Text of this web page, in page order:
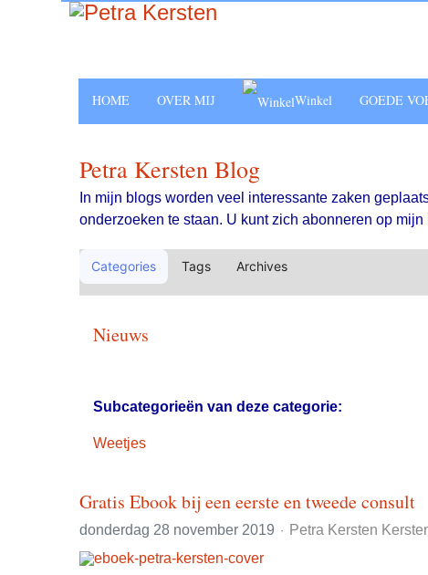
HOME OVER MIJ Winkel GOEDE
Petra Kersten Blog
In mijn blogs worden veel interessante zaken
onderzoeken te staan. U kunt zich abonneren op
Categories Tags Archives
Nieuws
Subcategorieën van deze categorie:
Weetjes
Gratis Ebook bij een eerste en tweede consult
donderdag 28 november 2019 Petra Kersten